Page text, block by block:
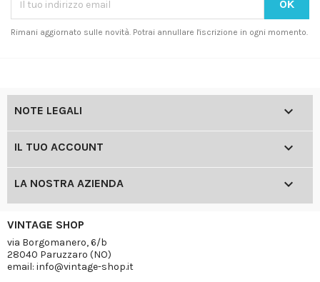
Rimani aggiornato sulle novità. Potrai annullare l'iscrizione in ogni momento.
NOTE LEGALI 
IL TUO ACCOUNT 
LA NOSTRA AZIENDA 
VINTAGE SHOP
via Borgomanero, 6/b
28040 Paruzzaro (NO)
email: info@vintage-shop.it